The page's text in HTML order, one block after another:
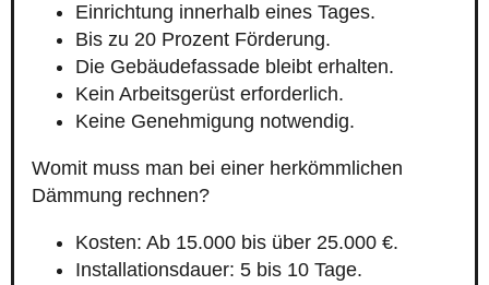
Einrichtung innerhalb eines Tages.
Bis zu 20 Prozent Förderung.
Die Gebäudefassade bleibt erhalten.
Kein Arbeitsgerüst erforderlich.
Keine Genehmigung notwendig.
Womit muss man bei einer herkömmlichen
Dämmung rechnen?
Kosten: Ab 15.000 bis über 25.000 €.
Installationsdauer: 5 bis 10 Tage.